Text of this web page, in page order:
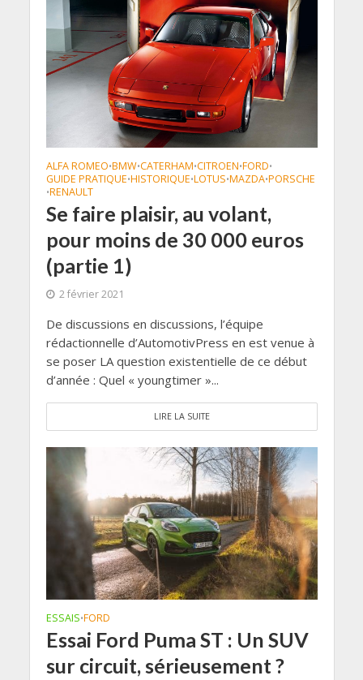
ALFA ROMEO•BMW•CATERHAM•CITROEN•FORD•
GUIDE PRATIQUE•HISTORIQUE•LOTUS•MAZDA•PORSCHE
•RENAULT
Se faire plaisir, au volant,
pour moins de 30 000 euros
(partie 1)
2 février 2021
De discussions en discussions, l’équipe
rédactionnelle d’AutomotivPress en est venue à
se poser LA question existentielle de ce début
d’année : Quel « youngtimer »...
LIRE LA SUITE
ESSAIS•FORD
Essai Ford Puma ST : Un SUV
sur circuit, sérieusement ?